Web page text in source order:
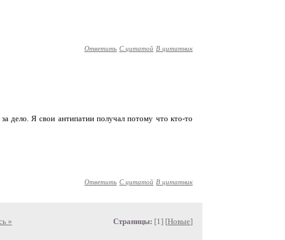
Ответить С цитатой В цитатник
дело. Я свои антипатии получал потому что кто-то
Ответить С цитатой В цитатник
» Страницы: [1] [Новые]